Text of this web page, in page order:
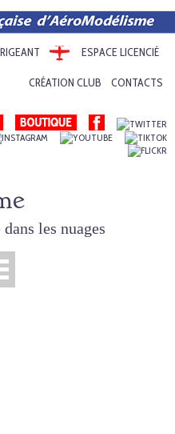
ESPACE LICENCIÉ
CRÉATION CLUB CONTACTS
les nuages